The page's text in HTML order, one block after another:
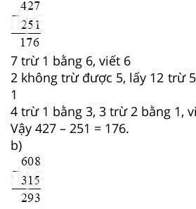
7 trừ 1 bằng 6, viết 6
2 không trừ được 5, lấy 12 trừ
1
4 trừ 1 bằng 3, 3 trừ 2 bằng 1,
Vậy 427 – 251 = 176.
b)